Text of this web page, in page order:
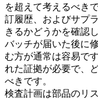
を超えて考えるべき
訂履歴、およびサプ
きるかどうかを確認
バッチが届いた後に
む方が通常は容易で
れた証拠が必要で、
べきです。
検査計画は部品のリ